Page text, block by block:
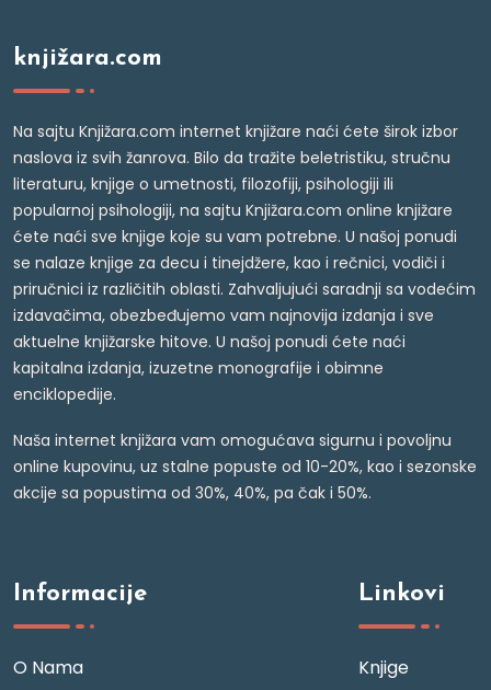
knjižara.com
Na sajtu Knjižara.com internet knjižare naći ćete širok izbor
naslova iz svih žanrova. Bilo da tražite beletristiku, stručnu
literaturu, knjige o umetnosti, filozofiji, psihologiji ili
popularnoj psihologiji, na sajtu Knjižara.com online knjižare
ćete naći sve knjige koje su vam potrebne. U našoj ponudi
se nalaze knjige za decu i tinejdžere, kao i rečnici, vodiči i
priručnici iz različitih oblasti. Zahvaljujući saradnji sa vodećim
izdavačima, obezbeđujemo vam najnovija izdanja i sve
aktuelne knjižarske hitove. U našoj ponudi ćete naći
kapitalna izdanja, izuzetne monografije i obimne
enciklopedije.
Naša internet knjižara vam omogućava sigurnu i povoljnu
online kupovinu, uz stalne popuste od 10-20%, kao i sezonske
akcije sa popustima od 30%, 40%, pa čak i 50%.
Informacije
O Nama
Linkovi
Knjige